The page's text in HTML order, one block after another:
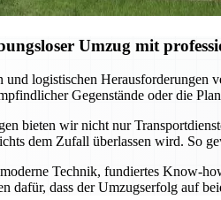
Umzug mit
logistischen Herausforderungen
Gegenstände oder die
bieten wir nicht nur
dem Zufall überlassen wird. So
Technik, fundiertes Know-
dafür, dass der Umzugserfolg auf